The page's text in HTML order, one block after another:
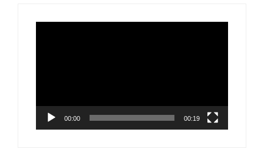
00:00 00:19